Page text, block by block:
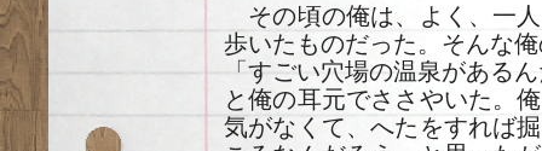
その頃の俺は、よく、一
歩いたものだった。そんな
「すごい穴場の温泉がある
と俺の耳元でささやいた。
気がなくて、へたをすれば